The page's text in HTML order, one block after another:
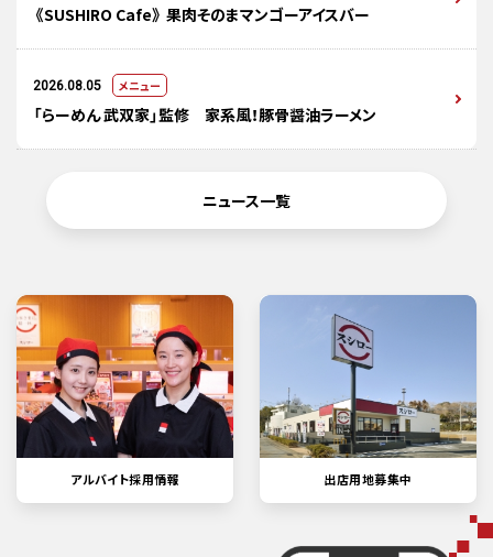
《SUSHIRO Cafe》 果肉そのまマンゴーアイスバー
2026.08.05 メニュー
「らーめん 武双家」監修 家系風！豚骨醤油ラーメン
ニュース一覧
アルバイト採用情報 出店用地募集中